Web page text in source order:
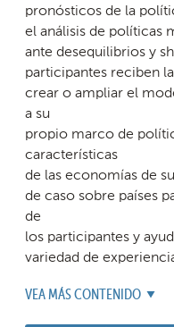
pronósticos de la
el análisis de políticas
ante desequilibrios y
participantes reciben
crear o ampliar el
a su
propio marco de
características
de las economías de
de caso sobre países
de
los participantes y
variedad de
VEA MÁS CONTENIDO